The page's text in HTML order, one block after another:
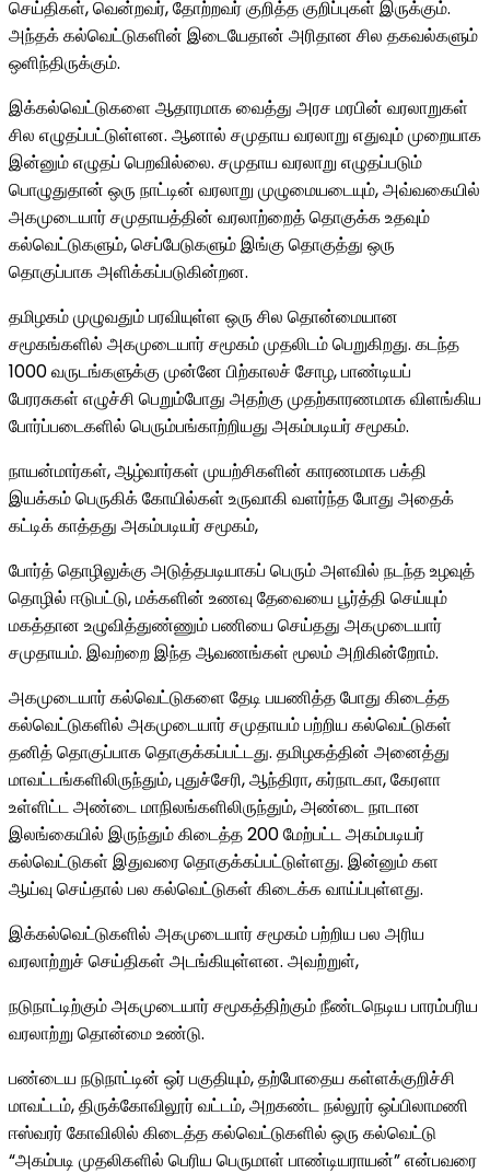
செய்திகள், வென்றவர், தோற்றவர் குறித்த குறிப்புகள் இருக்கும்.
அந்தக் கல்வெட்டுகளின் இடையேதான் அரிதான சில தகவல்களும்
ஒளிந்திருக்கும்.
இக்கல்வெட்டுகளை ஆதாரமாக வைத்து அரச மரபின் வரலாறுகள்
சில எழுதப்பட்டுள்ளன. ஆனால் சமுதாய வரலாறு எதுவும் முறையாக
இன்னும் எழுதப் பெறவில்லை. சமுதாய வரலாறு எழுதப்படும்
பொழுதுதான் ஒரு நாட்டின் வரலாறு முழுமையடையும், அவ்வகையில்
அகமுடையார் சமுதாயத்தின் வரலாற்றைத் தொகுக்க உதவும்
கல்வெட்டுகளும், செப்பேடுகளும் இங்கு தொகுத்து ஒரு
தொகுப்பாக அளிக்கப்படுகின்றன.
தமிழகம் முழுவதும் பரவியுள்ள ஒரு சில தொன்மையான
சமூகங்களில் அகமுடையார் சமூகம் முதலிடம் பெறுகிறது. கடந்த
1000 வருடங்களுக்கு முன்னே பிற்காலச் சோழ, பாண்டியப்
பேரரசுகள் எழுச்சி பெறும்போது அதற்கு முதற்காரணமாக விளங்கிய
போர்ப்படைகளில் பெரும்பங்காற்றியது அகம்படியர் சமூகம்.
நாயன்மார்கள், ஆழ்வார்கள் முயற்சிகளின் காரணமாக பக்தி
இயக்கம் பெருகிக் கோயில்கள் உருவாகி வளர்ந்த போது அதைக்
கட்டிக் காத்தது அகம்படியர் சமூகம்,
போர்த் தொழிலுக்கு அடுத்தபடியாகப் பெரும் அளவில் நடந்த உழவுத்
தொழில் ஈடுபட்டு, மக்களின் உணவு தேவையை பூர்த்தி செய்யும்
மகத்தான உழுவித்துண்ணும் பணியை செய்தது அகமுடையார்
சமுதாயம். இவற்றை இந்த ஆவணங்கள் மூலம் அறிகின்றோம்.
அகமுடையார் கல்வெட்டுகளை தேடி பயணித்த போது கிடைத்த
கல்வெட்டுகளில் அகமுடையார் சமுதாயம் பற்றிய கல்வெட்டுகள்
தனித் தொகுப்பாக தொகுக்கப்பட்டது. தமிழகத்தின் அனைத்து
மாவட்டங்களிலிருந்தும், புதுச்சேரி, ஆந்திரா, கர்நாடகா, கேரளா
உள்ளிட்ட அண்டை மாநிலங்களிலிருந்தும், அண்டை நாடான
இலங்கையில் இருந்தும் கிடைத்த 200 மேற்பட்ட அகம்படியர்
கல்வெட்டுகள் இதுவரை தொகுக்கப்பட்டுள்ளது. இன்னும் கள
ஆய்வு செய்தால் பல கல்வெட்டுகள் கிடைக்க வாய்ப்புள்ளது.
இக்கல்வெட்டுகளில் அகமுடையார் சமூகம் பற்றிய பல அரிய
வரலாற்றுச் செய்திகள் அடங்கியுள்ளன. அவற்றுள்,
நடுநாட்டிற்கும் அகமுடையார் சமூகத்திற்கும் நீண்டநெடிய பாரம்பரிய
வரலாற்று தொன்மை உண்டு.
பண்டைய நடுநாட்டின் ஒர் பகுதியும், தற்போதைய கள்ளக்குறிச்சி
மாவட்டம், திருக்கோவிலூர் வட்டம், அறகண்ட நல்லூர் ஒப்பிலாமணி
ஈஸ்வரர் கோவிலில் கிடைத்த கல்வெட்டுகளில் ஒரு கல்வெட்டு
“அகம்படி முதலிகளில் பெரிய பெருமாள் பாண்டியராயன்” என்பவரை